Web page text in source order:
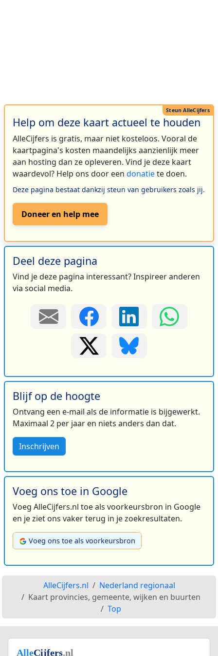
Help om deze kaart actueel te houden
AlleCijfers is gratis, maar niet kosteloos. Vooral de
kaartpagina's kosten maandelijks aanzienlijk meer
aan hosting dan ze opleveren. Vind je deze kaart
waardevol? Help ons door een donatiete doen.
Deze pagina bestaat dankzij steun van gebruikers zoals jij.
Doneer en help mee
Deel deze pagina
Vind je deze pagina interessant? Inspireer anderen
via social media.
Blijf op de hoogte
Ontvang een e-mail als de informatie is bijgewerkt.
Maximaal 2 per jaar en niets anders dan dat.
Inschrijven
Voeg ons toe in Google
Voeg AlleCijfers.nl toe als voorkeursbron in Google
en je ziet ons vaker terug in je zoekresultaten.
Voeg ons toe als voorkeursbron
AlleCijfers.nl
Nederland regionaal
Kaart provincies, gemeente, wijken en buurten
Top